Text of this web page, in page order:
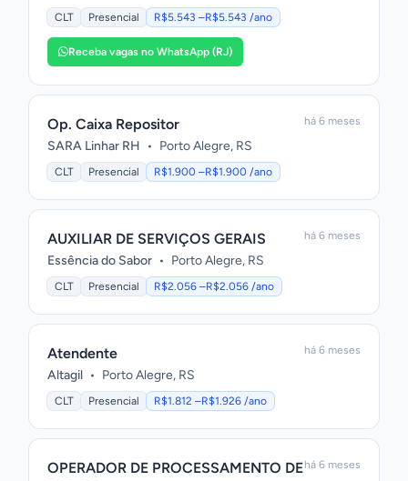
CLT Presencial R$5.543 –R$5.543 /ano
Receba vagas no WhatsApp (RJ)
Op. Caixa Repositor
SARA Linhar RH • Porto Alegre, RS
CLT Presencial R$1.900 –R$1.900 /ano
há 6 meses
AUXILIAR DE SERVIÇOS GERAIS
Essência do Sabor • Porto Alegre, RS
CLT Presencial R$2.056 –R$2.056 /ano
há 6 meses
Atendente
Altagil • Porto Alegre, RS
CLT Presencial R$1.812 –R$1.926 /ano
há 6 meses
OPERADOR DE PROCESSAMENTO DEhá 6 meses